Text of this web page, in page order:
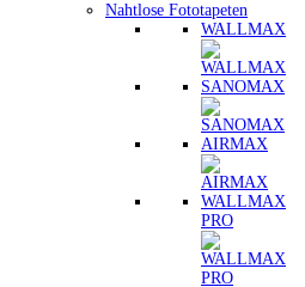
Nahtlose Fototapeten
WALLMAX
SANOMAX
AIRMAX
WALLMAX
PRO